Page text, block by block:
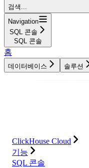
검색...
Navigation
SQL 콘솔
SQL 콘솔
홈
데이터베이스 솔루션
ClickHouse Cloud
기능
SQL 콘솔